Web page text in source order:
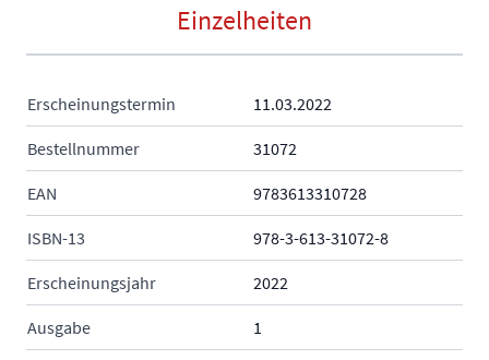
Einzelheiten
Erscheinungstermin 11.03.2022
Bestellnummer 31072
EAN 9783613310728
ISBN-13 978-3-613-31072-8
Erscheinungsjahr 2022
Ausgabe 1